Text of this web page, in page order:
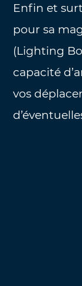
Enfin et
pour sa
(Lighting
capacité
vos